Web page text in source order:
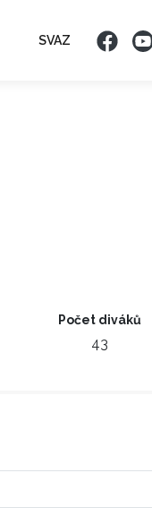
SVAZ
Počet diváků
43